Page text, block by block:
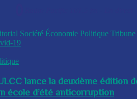
Société Économie Politique Tribune
19
lance la deuxième édition
école d’été anticorruption